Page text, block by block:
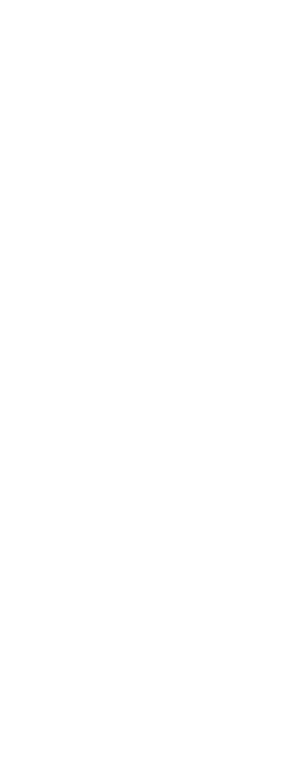
DB 7
VANTAGE
AUTOMATIC
DB 2 MKIII '58